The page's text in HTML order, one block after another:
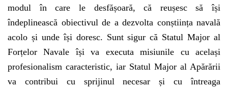
modul în care le desfășoară, că reușesc să își
îndeplinească obiectivul de a dezvolta conștiința navală
acolo și unde își doresc. Sunt sigur că Statul Major al
Forțelor Navale își va executa misiunile cu același
profesionalism caracteristic, iar Statul Major al Apărării
va contribui cu sprijinul necesar și cu întreaga